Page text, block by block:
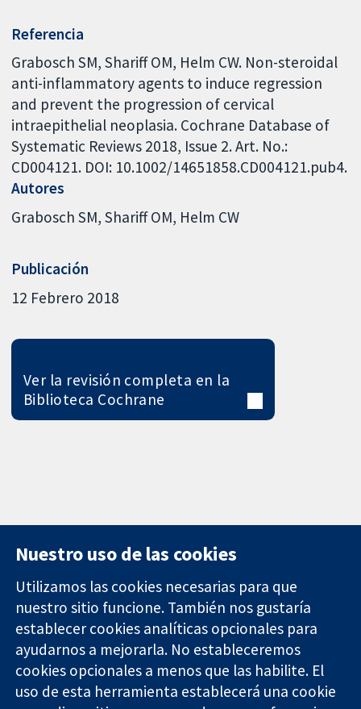
Referencia
Grabosch SM, Shariff OM, Helm CW. Non-steroidal
anti-inflammatory agents to induce regression
and prevent the progression of cervical
intraepithelial neoplasia. Cochrane Database of
Systematic Reviews 2018, Issue 2. Art. No.:
CD004121. DOI: 10.1002/14651858.CD004121.pub4.
Autores
Grabosch SM Shariff OM Helm CW
Publicación
12 Febrero 2018
Ver la revisión completa en la
Biblioteca Cochrane
Evidencia fiable.
Decisiones
informadas.
Mejor salud.
11-13 Cavendish
Square
Londres
W1G 0AN
Reino Unido
Contacto
Noticias
Prensa
Sobre
nosotros
Empleo
Nuestro uso de las cookies
Utilizamos las cookies necesarias para que
nuestro sitio funcione. También nos gustaría
establecer cookies analíticas opcionales para
ayudarnos a mejorarla. No estableceremos
cookies opcionales a menos que las habilite. El
uso de esta herramienta establecerá una cookie